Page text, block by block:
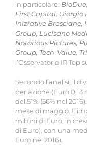
in particolare:
First Capital, Giorgio
Iniziative Bresciane,
Group, Lucisano
Notorious Pictures,
Group, Tech-Value,
l’Osservatorio IR Top
Secondo l’analisi, il
per azione (Euro
del 51% (56% nel
mese di maggio.
milioni di Euro, in
di Euro), con una
Euro nel 2016).